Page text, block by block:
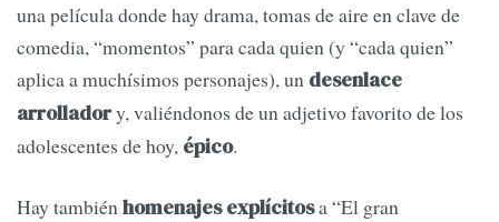
una película donde hay drama, tomas de aire en clave de
comedia, “momentos” para cada quien (y “cada quien”
aplica a muchísimos personajes), un desenlace
arrolladory, valiéndonos de un adjetivo favorito de los
adolescentes de hoy, épico.
Hay tambiénhomenajes explícitosa “El gran